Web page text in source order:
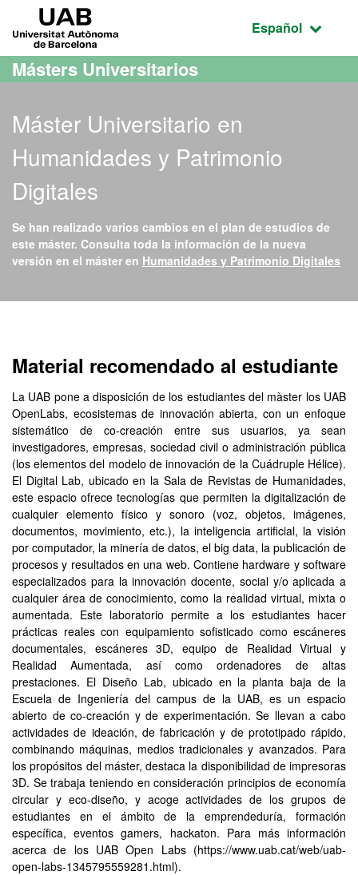
Acceso al contenido principal
Acceso a la navegación de la página
Idioma
Español
Másters Universitarios
Máster Universitario en
Humanidades y Patrimonio
Digitales
Se han realizado varios cambios en el plan de estudios de
este máster. Consulta toda la información de la nueva
versión en el máster en Humanidades y Patrimonio Digitales
Material recomendado al estudiante
La UAB pone a disposición de los estudiantes del màster los UAB
OpenLabs, ecosistemas de innovación abierta, con un enfoque
sistemático de co-creación entre sus usuarios, ya sean
investigadores, empresas, sociedad civil o administración pública
(los elementos del modelo de innovación de la Cuádruple Hélice).
El Digital Lab, ubicado en la Sala de Revistas de Humanidades,
este espacio ofrece tecnologías que permiten la digitalización de
cualquier elemento físico y sonoro (voz, objetos, imágenes,
documentos, movimiento, etc.), la inteligencia artificial, la visión
por computador, la minería de datos, el big data, la publicación de
procesos y resultados en una web. Contiene hardware y software
especializados para la innovación docente, social y/o aplicada a
cualquier área de conocimiento, como la realidad virtual, mixta o
aumentada. Este laboratorio permite a los estudiantes hacer
prácticas reales con equipamiento sofisticado como escáneres
documentales, escáneres 3D, equipo de Realidad Virtual y
Realidad Aumentada, así como ordenadores de altas
prestaciones. El Diseño Lab, ubicado en la planta baja de la
Escuela de Ingeniería del campus de la UAB, es un espacio
abierto de co-creación y de experimentación. Se llevan a cabo
actividades de ideación, de fabricación y de prototipado rápido,
combinando máquinas, medios tradicionales y avanzados. Para
los propósitos del máster, destaca la disponibilidad de impresoras
3D. Se trabaja teniendo en consideración principios de economía
circular y eco-diseño, y acoge actividades de los grupos de
estudiantes en el ámbito de la emprendeduría, formación
específica, eventos gamers, hackaton. Para más información
acerca de los UAB Open Labs (https://www.uab.cat/web/uab-
open-labs-1345795559281.html).